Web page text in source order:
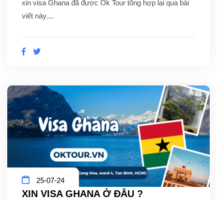
xin visa Ghana đã được Ok Tour tổng hợp lại qua bài
viết này....
25-07-24
XIN VISA GHANA Ở ĐÂU ?